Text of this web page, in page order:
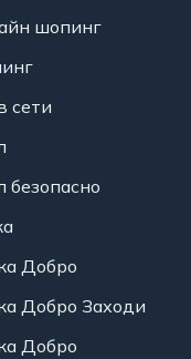
шопинг
сети
Добро
Добро Заходи
Добро